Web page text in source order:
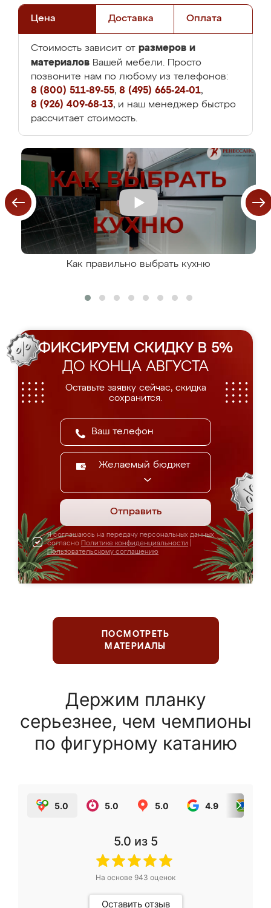
Цена Доставка Оплата
Стоимость зависит от размеров и
материалов Вашей мебели. Просто
позвоните нам по любому из телефонов:
8 (800) 511-89-55, 8 (495) 665-24-01,
8 (926) 409-68-13, и наш менеджер быстро
рассчитает стоимость.
Как правильно выбрать кухню
ФИКСИРУЕМ СКИДКУ В 5%
ДО КОНЦА АВГУСТА
Оставьте заявку сейчас, скидка
сохранится.
Желаемый бюджет
Отправить
Я соглашаюсь на передачу персональных данных
согласно Политике конфиденциальности
Пользовательскому соглашению
ПОСМОТРЕТЬ
МАТЕРИАЛЫ
Держим планку
серьезнее, чем чемпионы
по фигурному катанию
5.0 5.0 5.0 4.9
5.0 из 5
На основе 943 оценок
Оставить отзыв